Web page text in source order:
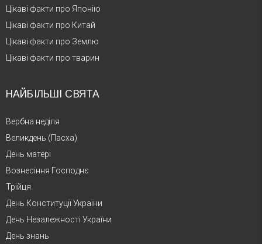
Цікаві факти про Японію
Цікаві факти про Китай
Цікаві факти про Землю
Цікаві факти про тварин
НАЙБІЛЬШІ СВЯТА
Вербна неділя
Великдень (Пасха)
День матері
Вознесіння Господнє
Трійця
День Конституції України
День Незалежності України
День знань